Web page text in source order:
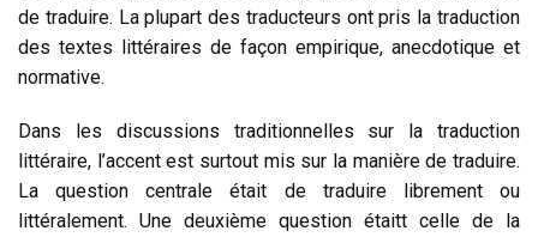
de traduire. La plupart des traducteurs ont pris la traduction
des textes littéraires de façon empirique, anecdotique et
normative.
Dans les discussions traditionnelles sur la traduction
littéraire, l’accent est surtout mis sur la manière de traduire.
La question centrale était de traduire librement ou
littéralement. Une deuxième question étaitt celle de la